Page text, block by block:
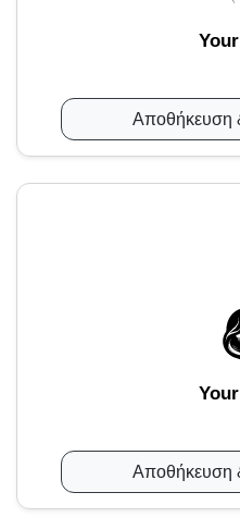
Αποθήκευση
Αποθήκευση